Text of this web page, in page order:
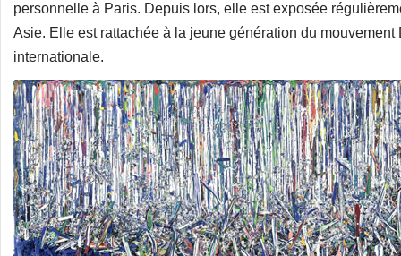
personnelle à Paris. Depuis lors, elle est exposée
Asie. Elle est rattachée à la jeune génération du
internationale.